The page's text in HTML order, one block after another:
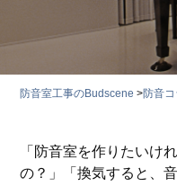
防音室工事のBudscene >防音
「防音室を作りたいけ
の？」「換気すると、